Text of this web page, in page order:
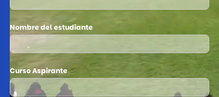
Nombre del estudiante
Curso Aspirante